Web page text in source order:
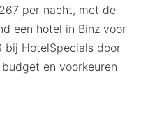
per nacht, met de
een hotel in Binz voor
bij HotelSpecials door
en voorkeuren